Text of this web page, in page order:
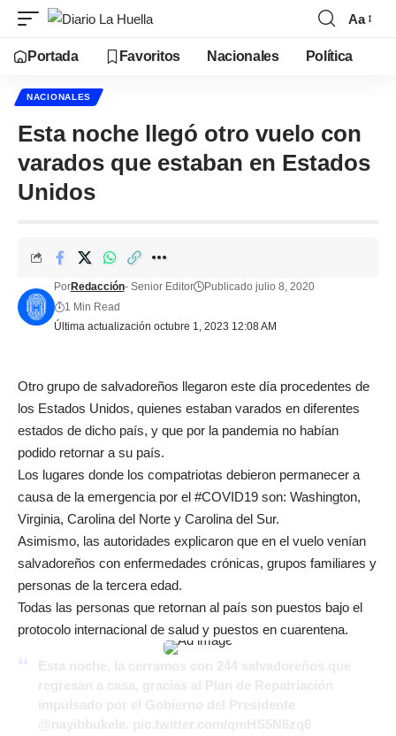
Aa
Portada Favoritos Nacionales Política
NACIONALES
Esta noche llegó otro vuelo con
varados que estaban en Estados
Unidos
Última actualización octubre 1, 2023 12:08 AM
PorRedacción- Senior Editor
Publicado julio 8, 2020
1 Min Read
Otro grupo de salvadoreños llegaron este día procedentes de
los Estados Unidos, quienes estaban varados en diferentes
estados de dicho país, y que por la pandemia no habían
podido retornar a su país.
Los lugares donde los compatriotas debieron permanecer a
causa de la emergencia por el #COVID19 son: Washington,
Virginia, Carolina del Norte y Carolina del Sur.
Asimismo, las autoridades explicaron que en el vuelo venían
salvadoreños con enfermedades crónicas, grupos familiares y
personas de la tercera edad.
Todas las personas que retornan al país son puestos bajo el
protocolo internacional de salud y puestos en cuarentena.